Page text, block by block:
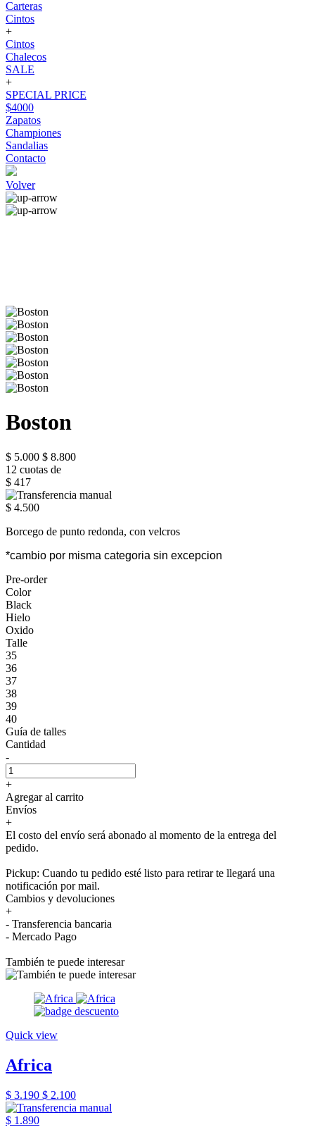
Carteras
Cintos
+
Cintos
Chalecos
SALE
+
SPECIAL PRICE
$4000
Zapatos
Championes
Sandalias
Contacto
Volver
Boston
$ 5.000 $ 8.800
12 cuotas de
$ 417
$ 4.500
Borcego de punto redonda, con velcros
*cambio por misma categoria sin excepcion
Pre-order
Color
Black
Hielo
Oxido
Talle
35
36
37
38
39
40
Guía de talles
Cantidad
-
+
Agregar al carrito
Envíos
+
El costo del envío será abonado al momento de la entrega del
pedido.
Pickup: Cuando tu pedido esté listo para retirar te llegará una
notificación por mail.
Cambios y devoluciones
+
- Transferencia bancaria
- Mercado Pago
También te puede interesar
Quick view
Africa
$ 3.190 $ 2.100
$ 1.890